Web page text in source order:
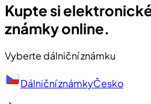
Kupte si
známky online.
Vyberte dálniční známku
Dálniční známkyČesko